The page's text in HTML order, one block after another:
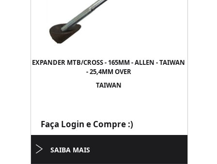
EXPANDER MTB/CROSS - 165MM - ALLEN - TAIWAN
- 25,4MM OVER
TAIWAN
Faça Login e Compre :)
SAIBA MAIS